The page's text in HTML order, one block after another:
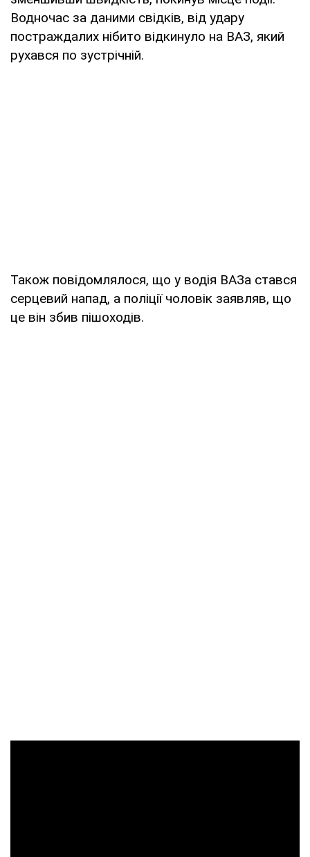
Водночас за даними свідків, від удару
постраждалих нібито відкинуло на ВАЗ, який
рухався по зустрічній.
Також повідомлялося, що у водія ВАЗа стався
серцевий напад, а поліції чоловік заявляв, що
це він збив пішоходів.